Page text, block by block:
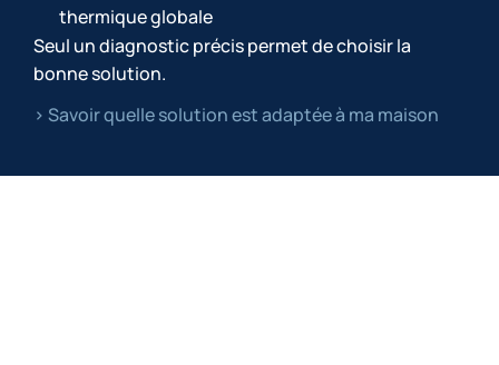
thermique globale
Seul un diagnostic précis permet de choisir la
bonne solution.
> Savoir quelle solution est adaptée à ma maison